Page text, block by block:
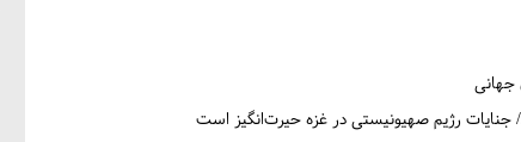
جهانی
جنایات رژیم صهیونیستی در غزه حیرت‌انگیز است